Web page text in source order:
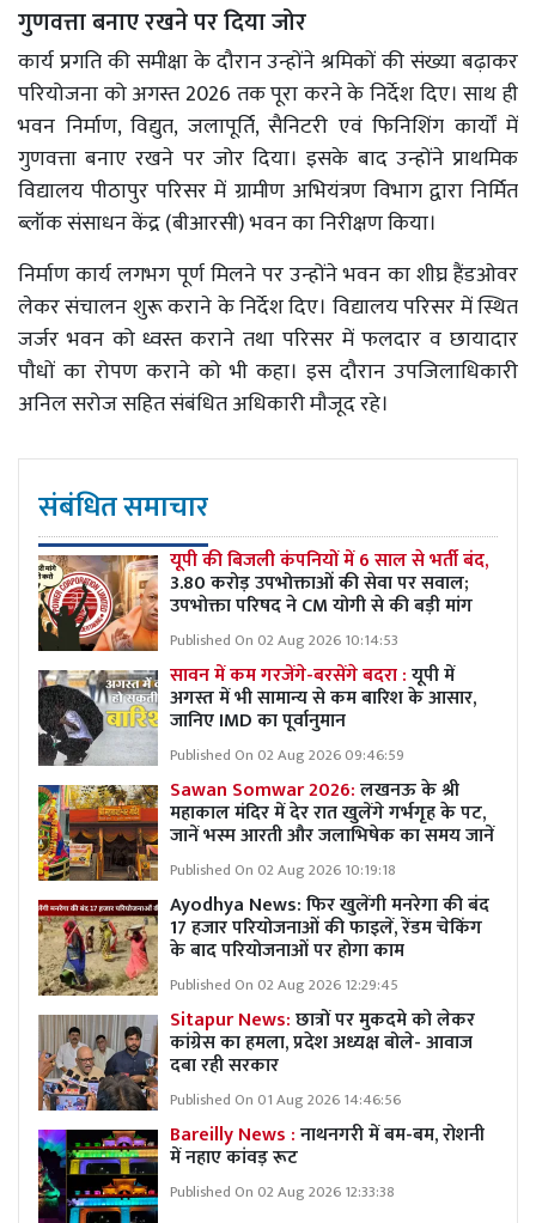
गुणवत्ता बनाए रखने पर दिया जोर
कार्य प्रगति की समीक्षा के दौरान उन्होंने श्रमिकों की संख्या बढ़ाकर
परियोजना को अगस्त 2026 तक पूरा करने के निर्देश दिए। साथ ही
भवन निर्माण, विद्युत, जलापूर्ति, सैनिटरी एवं फिनिशिंग कार्यों में
गुणवत्ता बनाए रखने पर जोर दिया। इसके बाद उन्होंने प्राथमिक
विद्यालय पीठापुर परिसर में ग्रामीण अभियंत्रण विभाग द्वारा निर्मित
ब्लॉक संसाधन केंद्र (बीआरसी) भवन का निरीक्षण किया।
निर्माण कार्य लगभग पूर्ण मिलने पर उन्होंने भवन का शीघ्र हैंडओवर
लेकर संचालन शुरू कराने के निर्देश दिए। विद्यालय परिसर में स्थित
जर्जर भवन को ध्वस्त कराने तथा परिसर में फलदार व छायादार
पौधों का रोपण कराने को भी कहा। इस दौरान उपजिलाधिकारी
अनिल सरोज सहित संबंधित अधिकारी मौजूद रहे।
संबंधित समाचार
यूपी की बिजली कंपनियों में 6 साल से भर्ती बंद,
3.80 करोड़ उपभोक्ताओं की सेवा पर सवाल;
उपभोक्ता परिषद ने CM योगी से की बड़ी मांग
Published On 02 Aug 2026 10:14:53
सावन में कम गरजेंगे-बरसेंगे बदरा :यूपी में
अगस्त में भी सामान्य से कम बारिश के आसार,
जानिए IMD का पूर्वानुमान
Published On 02 Aug 2026 09:46:59
Sawan Somwar 2026:लखनऊ के श्री
महाकाल मंदिर में देर रात खुलेंगे गर्भगृह के पट,
जानें भस्म आरती और जलाभिषेक का समय जानें
Published On 02 Aug 2026 10:19:18
Ayodhya News: फिर खुलेंगी मनरेगा की बंद
17 हजार परियोजनाओं की फाइलें, रेंडम चेकिंग
के बाद परियोजनाओं पर होगा काम
Published On 02 Aug 2026 12:29:45
Sitapur News:छात्रों पर मुकदमे को लेकर
कांग्रेस का हमला, प्रदेश अध्यक्ष बोले- आवाज
दबा रही सरकार
Published On 01 Aug 2026 14:46:56
Bareilly News :नाथनगरी में बम-बम, रोशनी
में नहाए कांवड़ रूट
Published On 02 Aug 2026 12:33:38